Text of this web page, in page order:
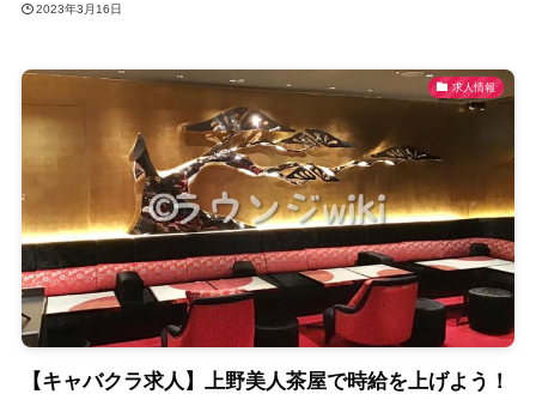
2023年3月16日
求人情報
【キャバクラ求人】上野美人茶屋で時給を上げよう！